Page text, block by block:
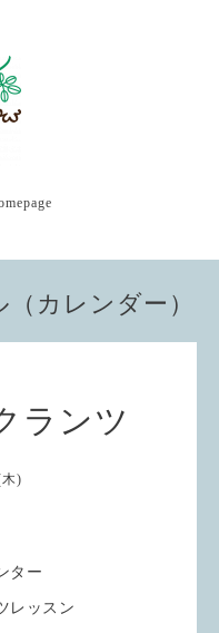
カレンダー）
ランツ
)
ター
レッスン